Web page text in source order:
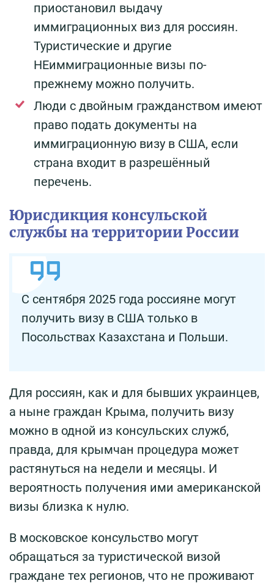
приостановил выдачу
иммиграционных виз для россиян.
Туристические и другие
НЕиммиграционные визы по-
прежнему можно получить.
Люди с двойным гражданством имеют
право подать документы на
иммиграционную визу в США, если
страна входит в разрешённый
перечень.
Юрисдикция консульской
службы на территории России
С сентября 2025 года россияне могут
получить визу в США только в
Посольствах Казахстана и Польши.
Для россиян, как и для бывших украинцев,
а ныне граждан Крыма, получить визу
можно в одной из консульских служб,
правда, для крымчан процедура может
растянуться на недели и месяцы. И
вероятность получения ими американской
визы близка к нулю.
В московское консульство могут
обращаться за туристической визой
граждане тех регионов, что не проживают